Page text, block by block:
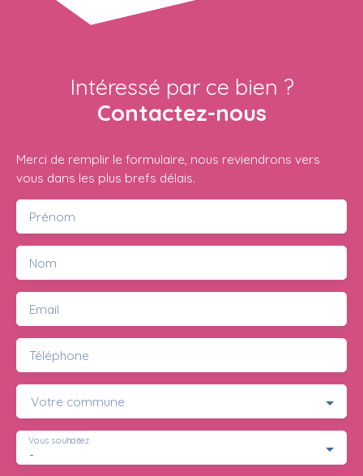
Intéressé par ce bien ?
Contactez-nous
Merci de remplir le formulaire, nous reviendrons vers
vous dans les plus brefs délais.
Prénom
Nom
Email
Téléphone
Votre commune
-
Vous souhaitez